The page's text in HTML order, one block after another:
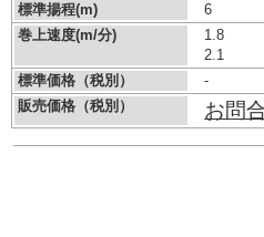
標準揚程(m)
6
巻上速度(m/分)
1.8
2.1
標準価格（税別）
-
販売価格（税別）
お問